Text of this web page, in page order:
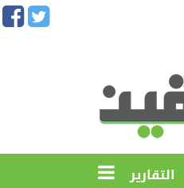
التقارير